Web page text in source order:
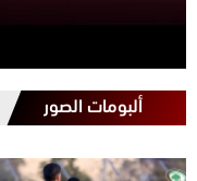
ألبومات الصور